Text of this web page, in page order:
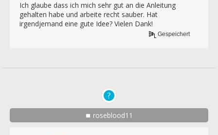
Ich glaube dass ich mich sehr gut an die Anleitung
gehalten habe und arbeite recht sauber. Hat
irgendjemand eine gute Idee? Vielen Dank!
Gespeichert
roseblood11